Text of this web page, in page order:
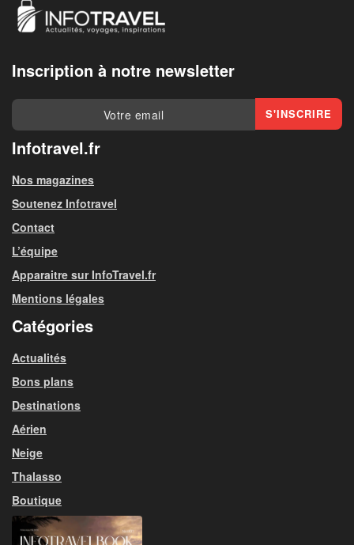
Inscription à notre newsletter
Infotravel.fr
Nos magazines
Soutenez Infotravel
Contact
L’équipe
Apparaitre sur InfoTravel.fr
Mentions légales
Catégories
Actualités
Bons plans
Destinations
Aérien
Neige
Thalasso
Boutique